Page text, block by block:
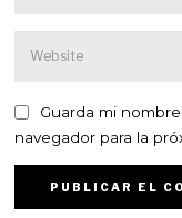
Guarda mi
navegador para la